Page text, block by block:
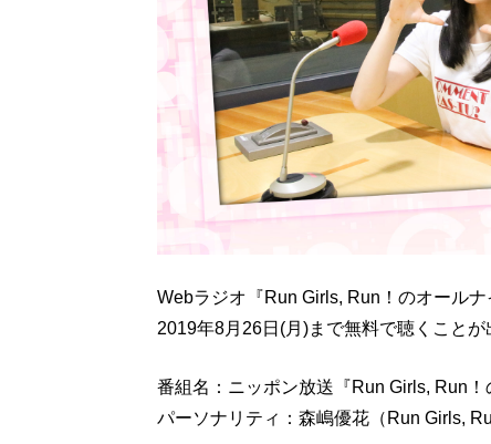
Webラジオ『Run Girls, Run！のオール
2019年8月26日(月)まで無料で聴くことが
番組名：ニッポン放送『Run Girls, Run！
パーソナリティ：森嶋優花（Run Girls,